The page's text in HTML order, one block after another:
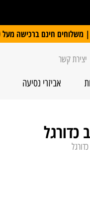
יצירת קשר
אביזרי נסיעה
כדורגל